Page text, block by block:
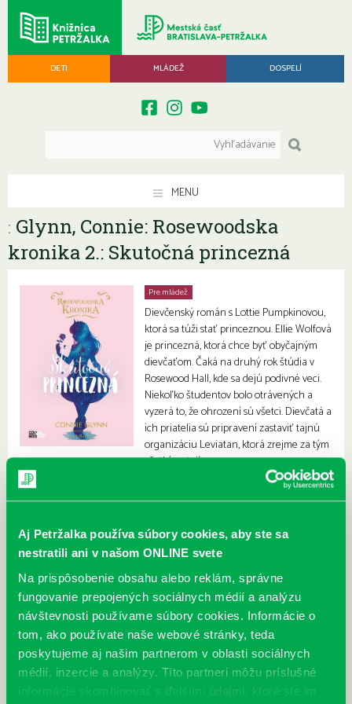
Aj Petržalka používa súbory cookies, aby ste sa
nestratili ani v našom ONLINE svete
Na prispôsobenie obsahu alebo reklám, správne
fungovanie prepojených sociálnych médií a analýzu
návštevnosti používame súbory cookies. Informácie o
tom, ako používate naše webové stránky, teda
poskytujeme aj našim partnerom v oblasti sociálnych
médií, inzercie a analýzy. Títo partneri môžu príslušné
informácie skombinovať s ďalšími údajmi, ktoré ste im
DETI MLÁDEŽ DOSPELÍ
MENU
: Glynn, Connie: Rosewoodska
kronika 2.: Skutočná princezná
Pre mládež
Dievčenský román s Lottie Pumpkinovou,
ktorá sa túži stať princeznou. Ellie Wolfová
je princezná, ktorá chce byť obyčajným
dievčaťom. Čaká na druhý rok štúdia v
Rosewood Hall, kde sa dejú podivné veci.
Niekoľko študentov bolo otrávených a
vyzerá to, že ohrození sú všetci. Dievčatá a
ich priatelia sú pripravení zastaviť tajnú
organizáciu Leviatan, ktorá zrejme za tým
všetkým stojí.